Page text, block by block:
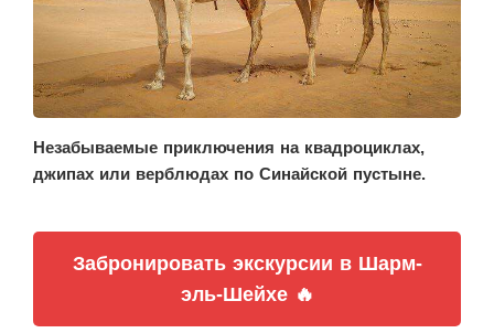
Незабываемые приключения на квадроциклах,
джипах или верблюдах по Синайской пустыне.
Забронировать экскурсии в Шарм-
эль-Шейхе 🔥